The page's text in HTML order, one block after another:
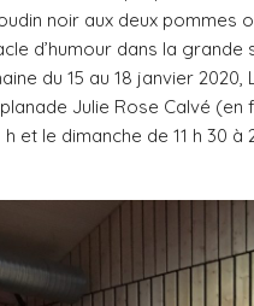
noir aux deux pommes
d’humour dans la grande
du 15 au 18 janvier 2020,
Julie Rose Calvé (en
et le dimanche de 11 h 30 à